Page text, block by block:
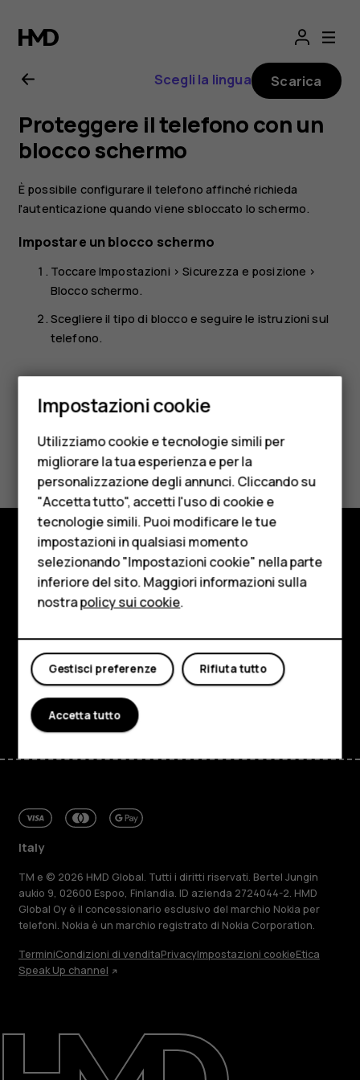
Manuale
d’uso
del
Nokia
2.1
Smartphone
Cellulari
Telefoni per anziani
Accessori
HMD Terra M
Per le imprese
Tablet
Negozio
Il mio account
Ripara, riutilizza, ricicla
Sostenibilità
Scegli la lingua Scarica
Proteggere il telefono con un
blocco schermo
È possibile configurare il telefono affinché richieda
l'autenticazione quando viene sbloccato lo schermo.
Impostare un blocco schermo
ToccareImpostazioni >Sicurezza e posizione >
Blocco schermo.
Scegliere il tipo di blocco e seguire le istruzioni sul
telefono.
Ti è stato d'aiuto?
Sì No
Negozio
Informazioni su
Assistenza
FacebookInstagram
Tiktok
Italy
TM e © 2026 HMD Global. Tutti i diritti riservati. Bertel Jungin
aukio 9, 02600 Espoo, Finlandia. ID azienda 2724044-2. HMD
Global Oy è il concessionario esclusivo del marchio Nokia per
telefoni. Nokia è un marchio registrato di Nokia Corporation.
TerminiCondizioni di venditaPrivacyImpostazioni cookieEtica
Speak Up channel
Impostazioni cookie
Utilizziamo cookie e tecnologie simili per
migliorare la tua esperienza e per la
personalizzazione degli annunci. Cliccando su
"Accetta tutto", accetti l'uso di cookie e
tecnologie simili. Puoi modificare le tue
impostazioni in qualsiasi momento
selezionando "Impostazioni cookie" nella parte
inferiore del sito. Maggiori informazioni sulla
nostrapolicy sui cookie.
Rifiuta tutto
Gestisci preferenze
Accetta tutto